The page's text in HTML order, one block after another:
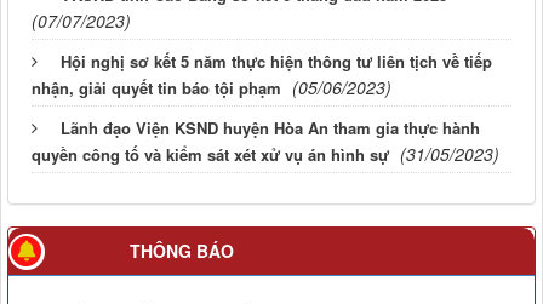
(07/07/2023)
Hội nghị sơ kết 5 năm thực hiện thông tư liên tịch về tiếp
nhận, giải quyết tin báo tội phạm (05/06/2023)
Lãnh đạo Viện KSND huyện Hòa An tham gia thực hành
quyền công tố và kiểm sát xét xử vụ án hình sự (31/05/2023)
THÔNG BÁO
2.Quyết định về việc công bố công khai giao dự toán NSNN